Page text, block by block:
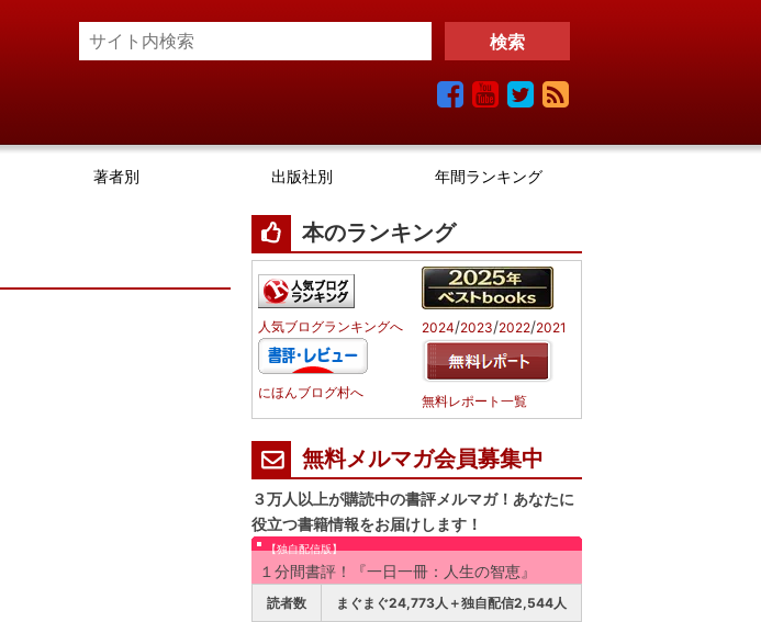
著者別 出版社別 年間ランキング
本のランキング
人気ブログランキングへ
にほんブログ村へ
2024/2023/2022/2021
無料レポート一覧
無料メルマガ会員募集中
３万人以上が購読中の書評メルマガ！あなたに
役立つ書籍情報をお届けします！
【独自配信版】
１分間書評！『一日一冊：人生の智恵』
読者数 まぐまぐ24,773人＋独自配信2,544人